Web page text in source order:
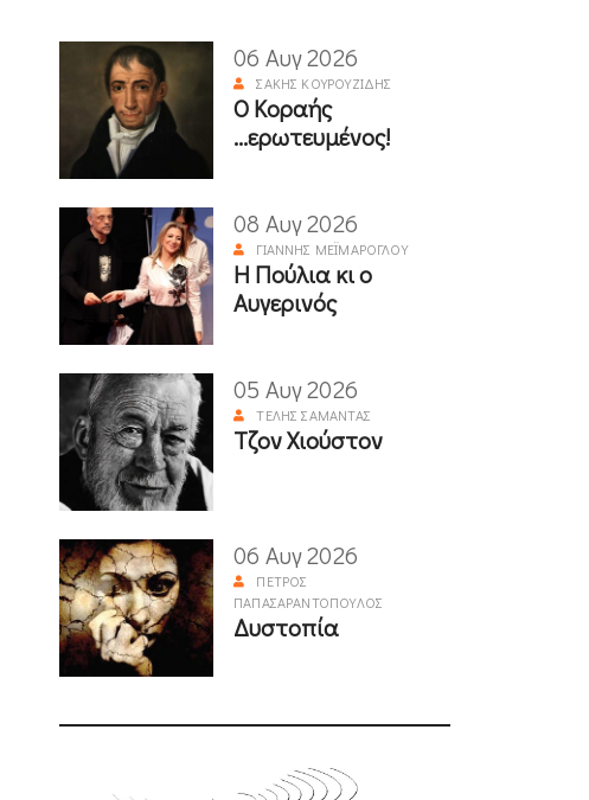
06 Αυγ 2026
ΣΆΚΗΣ ΚΟΥΡΟΥΖΊΔΗΣ
Ο Κοραής
...ερωτευμένος!
08 Αυγ 2026
ΓΙΆΝΝΗΣ ΜΕΪΜΆΡΟΓΛΟΥ
Η Πούλια κι ο
Αυγερινός
05 Αυγ 2026
ΤΈΛΗΣ ΣΑΜΑΝΤΆΣ
Τζον Χιούστον
06 Αυγ 2026
ΠΈΤΡΟΣ
ΠΑΠΑΣΑΡΑΝΤΌΠΟΥΛΟΣ
Δυστοπία